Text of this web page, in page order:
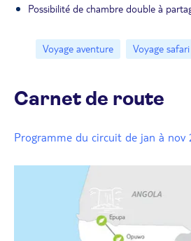
Possibilité de chambre double à
Voyage aventure Voyage safari
Carnet de route
Programme du circuit de jan à nov